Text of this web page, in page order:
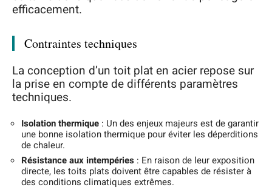
efficacement.
Contraintes techniques
La conception d’un toit plat en acier repose sur
la prise en compte de différents paramètres
techniques.
Isolation thermique : Un des enjeux majeurs est de garantir
une bonne isolation thermique pour éviter les déperditions
de chaleur.
Résistance aux intempéries : En raison de leur exposition
directe, les toits plats doivent être capables de résister à
des conditions climatiques extrêmes.